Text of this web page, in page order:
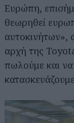
Ευρώπη,
θεωρηθεί
αυτοκινήτων»,
αρχή της
πωλούμε και